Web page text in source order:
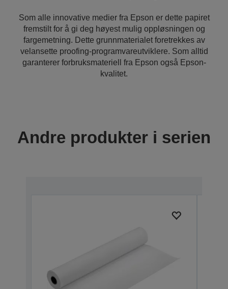
Som alle innovative medier fra Epson er dette papiret
fremstilt for å gi deg høyest mulig oppløsningen og
fargemetning. Dette grunnmaterialet foretrekkes av
velansette proofing-programvareutviklere. Som alltid
garanterer forbruksmateriell fra Epson også Epson-
kvalitet.
Andre produkter i serien